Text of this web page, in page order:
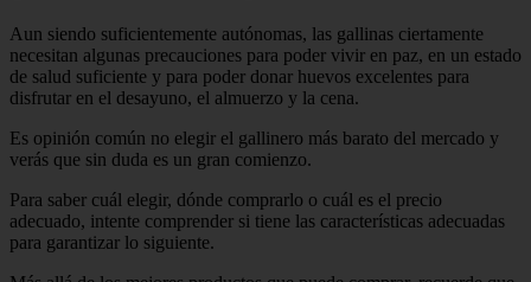
Aun siendo suficientemente autónomas, las gallinas ciertamente
necesitan algunas precauciones para poder vivir en paz, en un estado
de salud suficiente y para poder donar huevos excelentes para
disfrutar en el desayuno, el almuerzo y la cena.
Es opinión común no elegir el gallinero más barato del mercado y
verás que sin duda es un gran comienzo.
Para saber cuál elegir, dónde comprarlo o cuál es el precio
adecuado, intente comprender si tiene las características adecuadas
para garantizar lo siguiente.